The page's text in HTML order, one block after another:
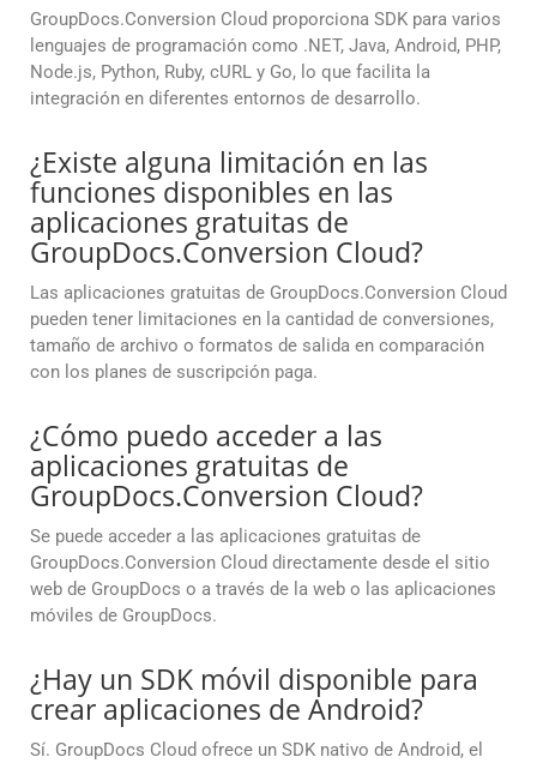
GroupDocs.Conversion Cloud proporciona SDK para varios
lenguajes de programación como .NET, Java, Android, PHP,
Node.js, Python, Ruby, cURL y Go, lo que facilita la
integración en diferentes entornos de desarrollo.
¿Existe alguna limitación en las
funciones disponibles en las
aplicaciones gratuitas de
GroupDocs.Conversion Cloud?
Las aplicaciones gratuitas de GroupDocs.Conversion Cloud
pueden tener limitaciones en la cantidad de conversiones,
tamaño de archivo o formatos de salida en comparación
con los planes de suscripción paga.
¿Cómo puedo acceder a las
aplicaciones gratuitas de
GroupDocs.Conversion Cloud?
Se puede acceder a las aplicaciones gratuitas de
GroupDocs.Conversion Cloud directamente desde el sitio
web de GroupDocs o a través de la web o las aplicaciones
móviles de GroupDocs.
¿Hay un SDK móvil disponible para
crear aplicaciones de Android?
Sí. GroupDocs Cloud ofrece un SDK nativo de Android, el